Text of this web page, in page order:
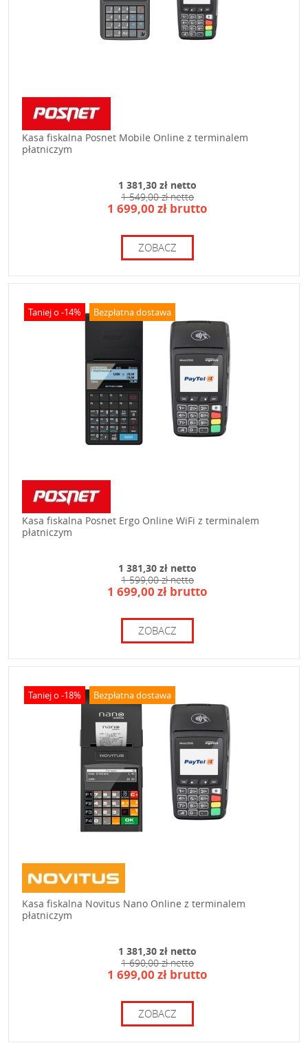
Kasa fiskalna Posnet Mobile Online z terminalem
płatniczym
1 381,30 zł netto
1 549,00 zł netto
1 699,00 zł brutto
ZOBACZ
Taniej o -14% Bezpłatna dostawa
Kasa fiskalna Posnet Ergo Online WiFi z terminalem
płatniczym
1 381,30 zł netto
1 599,00 zł netto
1 699,00 zł brutto
ZOBACZ
Taniej o -18% Bezpłatna dostawa
Kasa fiskalna Novitus Nano Online z terminalem
płatniczym
1 381,30 zł netto
1 690,00 zł netto
1 699,00 zł brutto
ZOBACZ